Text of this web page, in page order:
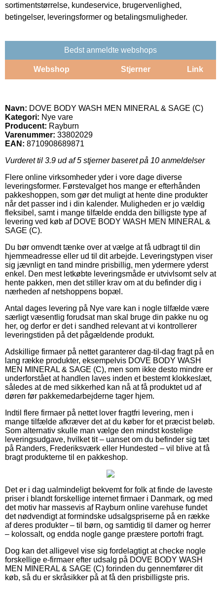
sortimentstørrelse, kundeservice, brugervenlighed,
betingelser, leveringsformer og betalingsmuligheder.
Bedst anmeldte webshops
Webshop Stjerner Link
Navn: DOVE BODY WASH MEN MINERAL & SAGE (C)
Kategori: Nye vare
Producent: Rayburn
Varenummer: 33802029
EAN: 8710908689871
Vurderet til 3.9 ud af 5 stjerner baseret på 10 anmeldelser
Flere online virksomheder yder i vore dage diverse
leveringsformer. Førstevalget hos mange er efterhånden
pakkeshoppen, som gør det muligt at hente dine produkter
når det passer ind i din kalender. Muligheden er jo vældig
fleksibel, samt i mange tilfælde endda den billigste type af
levering ved køb af DOVE BODY WASH MEN MINERAL &
SAGE (C).
Du bør omvendt tænke over at vælge at få udbragt til din
hjemmeadresse eller ud til dit arbejde. Leveringstypen viser
sig jævnligt en tand mindre prisbillig, men ydermere yderst
enkel. Den mest letkøbte leveringsmåde er utvivlsomt selv at
hente pakken, men det stiller krav om at du befinder dig i
nærheden af netshoppens bopæl.
Antal dages levering på Nye vare kan i nogle tilfælde være
særligt væsentlig forudsat man skal bruge din pakke nu og
her, og derfor er det i sandhed relevant at vi kontrollerer
leveringstiden på det pågældende produkt.
Adskillige firmaer på nettet garanterer dag-til-dag fragt på en
lang række produkter, eksempelvis DOVE BODY WASH
MEN MINERAL & SAGE (C), men som ikke desto mindre er
underforstået at handlen laves inden et bestemt klokkeslæt,
således at de med sikkerhed kan nå at få produktet ud af
døren før pakkemedarbejderne tager hjem.
Indtil flere firmaer på nettet lover fragtfri levering, men i
mange tilfælde afkræver det at du køber for et præcist beløb.
Som alternativ skulle man vælge den mindst kostelige
leveringsudgave, hvilket tit – uanset om du befinder sig tæt
på Randers, Frederiksværk eller Hundested – vil blive at få
bragt produkterne til en pakkeshop.
Det er i dag ualmindeligt bekvemt for folk at finde de laveste
priser i blandt forskellige internet firmaer i Danmark, og med
det motiv har massevis af Rayburn online varehuse fundet
det nødvendigt at formindske udsalgspriserne på en række
af deres produkter – til børn, og samtidig til damer og herrer
– kolossalt, og endda nogle gange præstere portofri fragt.
Dog kan det alligevel vise sig fordelagtigt at checke nogle
forskellige e-firmaer efter udsalg på DOVE BODY WASH
MEN MINERAL & SAGE (C) forinden du gennemfører dit
køb, så du er skråsikker på at få den prisbilligste pris.